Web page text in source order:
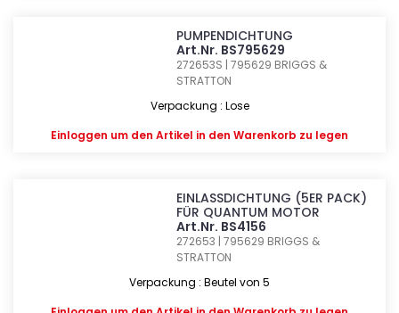
PUMPENDICHTUNG
Art.Nr. BS795629
272653S | 795629 BRIGGS &
STRATTON
Verpackung : Lose
Einloggen um den Artikel in den Warenkorb zu legen
EINLASSDICHTUNG (5ER PACK)
FÜR QUANTUM MOTOR
Art.Nr. BS4156
272653 | 795629 BRIGGS &
STRATTON
Verpackung : Beutel von 5